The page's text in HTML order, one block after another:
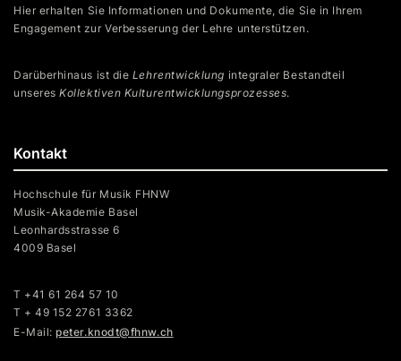
Kontakt
Hochschule für Musik FHNW
Musik-Akademie Basel
Leonhardsstrasse 6
4009 Basel
T +41 61 264 57 10
T + 49 152 2761 3362
E-Mail:peter.knodt@fhnw.ch
Hier erhalten Sie Informationen und Dokumente, die Sie in Ihrem
Engagement zur Verbesserung der Lehre unterstützen.
Darüberhinaus ist die Lehrentwicklung integraler Bestandteil
unseresKollektiven Kulturentwicklungsprozesses.